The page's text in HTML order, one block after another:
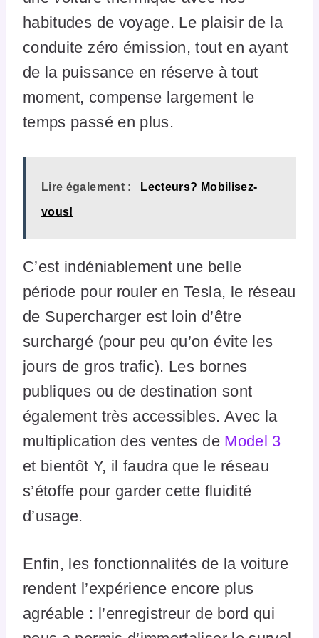
habitudes de voyage. Le plaisir de la
conduite zéro émission, tout en ayant
de la puissance en réserve à tout
moment, compense largement le
temps passé en plus.
Lire également : Lecteurs? Mobilisez-
vous!
C’est indéniablement une belle
période pour rouler en Tesla, le réseau
de Supercharger est loin d’être
surchargé (pour peu qu’on évite les
jours de gros trafic). Les bornes
publiques ou de destination sont
également très accessibles. Avec la
multiplication des ventes de Model 3
et bientôt Y, il faudra que le réseau
s’étoffe pour garder cette fluidité
d’usage.
Enfin, les fonctionnalités de la voiture
rendent l’expérience encore plus
agréable : l’enregistreur de bord qui